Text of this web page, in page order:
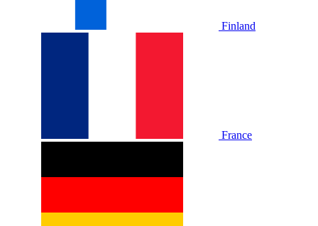
Finland
France